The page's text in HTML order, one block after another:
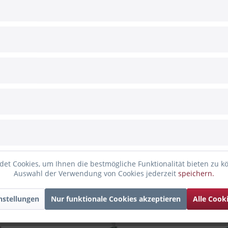
und Freude bereiten. So schmal sie auch sind, Kerzen sind
und dem Aufdruck "Alles Liebe zur Firmung" eignet
ist erforderlich
Cookies, um Ihnen die bestmögliche Funktionalität bieten zu
Auswahl der Verwendung von Cookies jederzeit speichern.
Nur funktionale Cookies akzeptieren Alle